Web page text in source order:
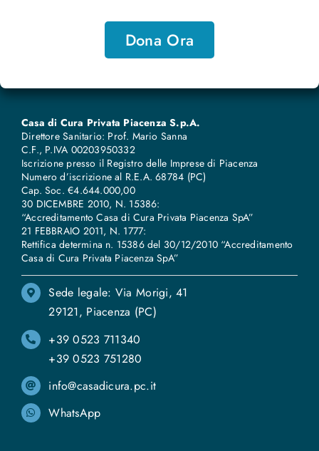
Dona Ora
Casa di Cura Privata Piacenza S.p.A.
Direttore Sanitario: Prof. Mario Sanna
C.F., P.IVA 00203950332
Iscrizione presso il Registro delle Imprese di Piacenza
Numero d’iscrizione al R.E.A. 68784 (PC)
Cap. Soc. €4.644.000,00
30 DICEMBRE 2010, N. 15386:
“Accreditamento Casa di Cura Privata Piacenza SpA”
21 FEBBRAIO 2011, N. 1777:
Rettifica determina n. 15386 del 30/12/2010 “Accreditamento
Casa di Cura Privata Piacenza SpA”
Sede legale: Via Morigi, 41
29121, Piacenza (PC)
+39 0523 711340
+39 0523 751280
info@casadicura.pc.it
WhatsApp